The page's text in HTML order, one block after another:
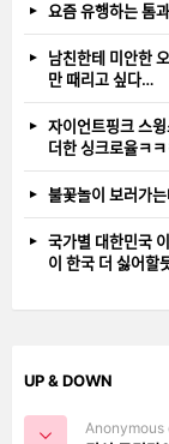
요즘 유행하는
남친한테
만 때리고 싶다…
자이언트핑크
더한
불꽃놀이
국가별
이 한국 더
UP & DOWN
Anonymous